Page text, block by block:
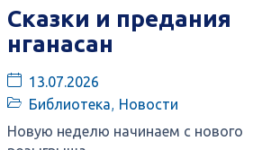
Сказки и предания
нганасан
13.07.2026
Библиотека, Новости
Новую неделю начинаем с нового